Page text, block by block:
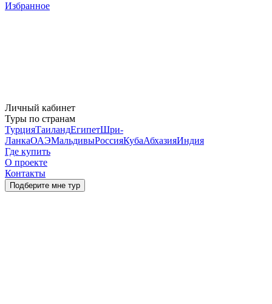
Избранное
Личный кабинет
Туры по странам
ТурцияТаиландЕгипетШри-
ЛанкаОАЭМальдивыРоссияКубаАбхазияИндия
Где купить
О проекте
Контакты
Подберите мне тур